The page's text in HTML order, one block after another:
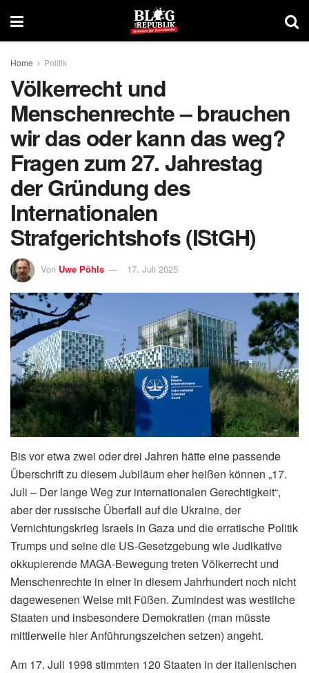
Home Politik
Völkerrecht und
Menschenrechte – brauchen
wir das oder kann das weg?
Fragen zum 27. Jahrestag
der Gründung des
Internationalen
Strafgerichtshofs (IStGH)
Von Uwe Pöhls 17. Juli 2025
Bis vor etwa zwei oder drei Jahren hätte eine passende
Überschrift zu diesem Jubiläum eher heißen können „17.
Juli – Der lange Weg zur internationalen Gerechtigkeit“,
aber der russische Überfall auf die Ukraine, der
Vernichtungskrieg Israels in Gaza und die erratische Politik
Trumps und seine die US-Gesetzgebung wie Judikative
okkupierende MAGA-Bewegung treten Völkerrecht und
Menschenrechte in einer in diesem Jahrhundert noch nicht
dagewesenen Weise mit Füßen. Zumindest was westliche
Staaten und insbesondere Demokratien (man müsste
mittlerweile hier Anführungszeichen setzen) angeht.
Am 17. Juli 1998 stimmten 120 Staaten in der italienischen